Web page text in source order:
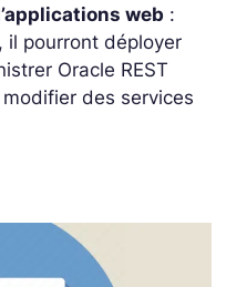
web :
il pourront déployer
Oracle REST
des services